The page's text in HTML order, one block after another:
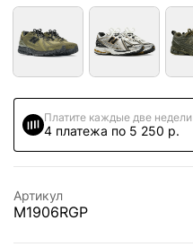
Платите каждые две недели
4 платежа по 5 250 р.
Артикул
M1906RGP